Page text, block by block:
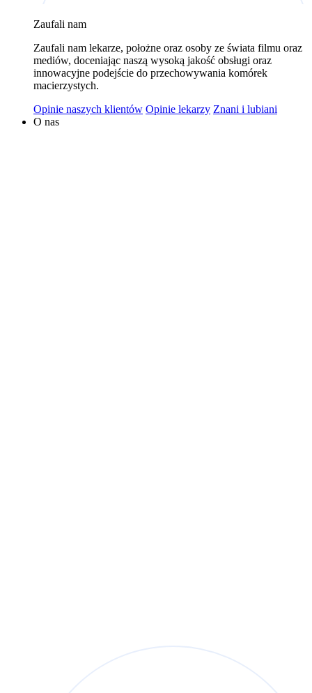
siedzibą w Warszawie. Niezależnymi administratorami
danych mogą być także nasi partnerzy. Informacje na
temat wykorzystywanych plików cookies i przetwarzania
znajduje się wPolityce Prywatności.
Zaufali nam
Zaufali nam lekarze, położne oraz osoby ze świata filmu oraz
mediów, doceniając naszą wysoką jakość obsługi oraz
innowacyjne podejście do przechowywania komórek
macierzystych.
Opinie naszych klientów Opinie lekarzy Znani i lubiani
O nas